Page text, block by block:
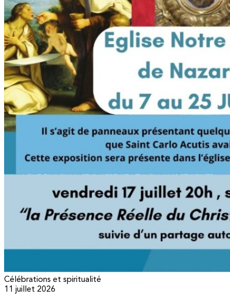
Célébrations et spiritualité
11 juillet 2026